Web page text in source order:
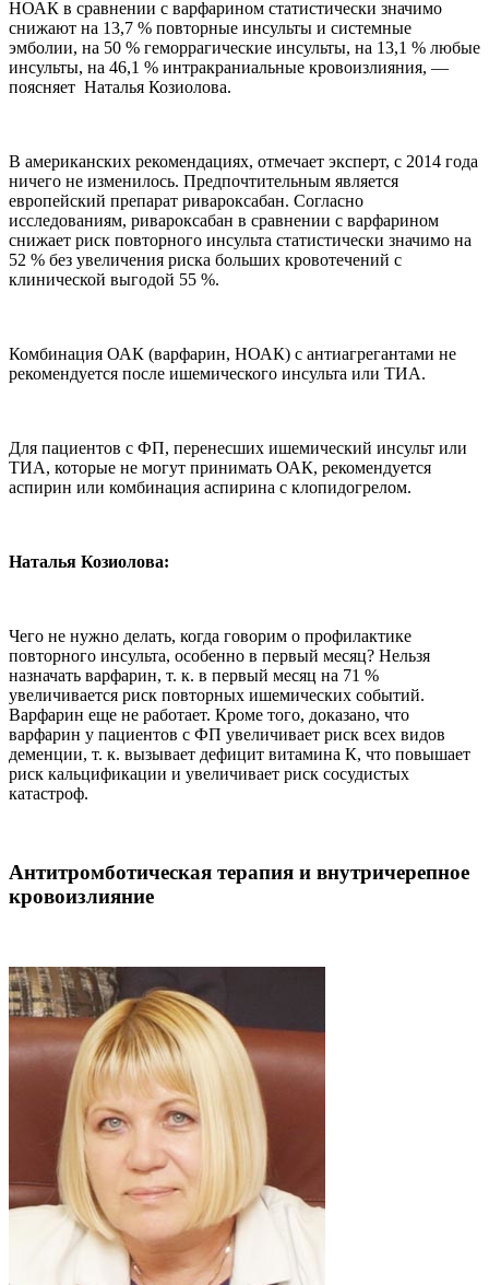
НОАК в сравнении с варфарином статистически значимо
снижают на 13,7 % повторные инсульты и системные
эмболии, на 50 % геморрагические инсульты, на 13,1 % любые
инсульты, на 46,1 % интракраниальные кровоизлияния, —
поясняет Наталья Козиолова.
В американских рекомендациях, отмечает эксперт, с 2014 года
ничего не изменилось. Предпочтительным является
европейский препарат ривароксабан. Согласно
исследованиям, ривароксабан в сравнении с варфарином
снижает риск повторного инсульта статистически значимо на
52 % без увеличения риска больших кровотечений с
клинической выгодой 55 %.
Комбинация ОАК (варфарин, НОАК) с антиагрегантами не
рекомендуется после ишемического инсульта или ТИА.
Для пациентов с ФП, перенесших ишемический инсульт или
ТИА, которые не могут принимать ОАК, рекомендуется
аспирин или комбинация аспирина с клопидогрелом.
Наталья Козиолова:
Чего не нужно делать, когда говорим о профилактике
повторного инсульта, особенно в первый месяц? Нельзя
назначать варфарин, т. к. в первый месяц на 71 %
увеличивается риск повторных ишемических событий.
Варфарин еще не работает. Кроме того, доказано, что
варфарин у пациентов с ФП увеличивает риск всех видов
деменции, т. к. вызывает дефицит витамина К, что повышает
риск кальцификации и увеличивает риск сосудистых
катастроф.
Антитромботическая терапия и внутричерепное
кровоизлияние